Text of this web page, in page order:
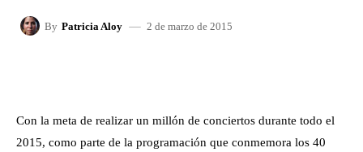
By Patricia Aloy 2 de marzo de 2015
Con la meta de realizar un millón de conciertos durante todo el
2015, como parte de la programación que conmemora los 40